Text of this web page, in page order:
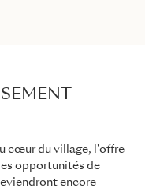
cœur du village, l'offre
opportunités de
encore